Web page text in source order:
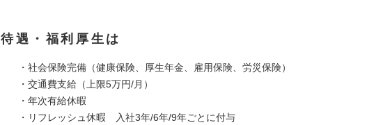
待遇・福利厚生は
・社会保険完備（健康保険、厚生年金、雇用保険、労災保険）
・交通費支給（上限5万円/月）
・年次有給休暇
・リフレッシュ休暇 入社3年/6年/9年ごとに付与